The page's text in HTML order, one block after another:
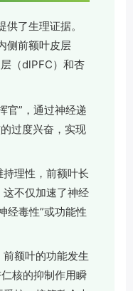
了生理证据。
侧前额叶皮层
（dlPFC）和杏
官”，通过神经递
过度兴奋，实现
理性，前额叶长
不仅加速了神经
经毒性”或功能性
额叶的功能发生
核的抑制作用瞬